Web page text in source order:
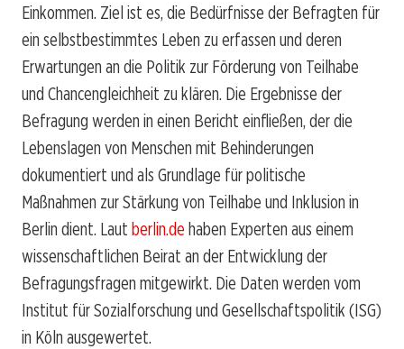
Einkommen. Ziel ist es, die Bedürfnisse der Befragten für
ein selbstbestimmtes Leben zu erfassen und deren
Erwartungen an die Politik zur Förderung von Teilhabe
und Chancengleichheit zu klären. Die Ergebnisse der
Befragung werden in einen Bericht einfließen, der die
Lebenslagen von Menschen mit Behinderungen
dokumentiert und als Grundlage für politische
Maßnahmen zur Stärkung von Teilhabe und Inklusion in
Berlin dient. Laut berlin.de haben Experten aus einem
wissenschaftlichen Beirat an der Entwicklung der
Befragungsfragen mitgewirkt. Die Daten werden vom
Institut für Sozialforschung und Gesellschaftspolitik (ISG)
in Köln ausgewertet.